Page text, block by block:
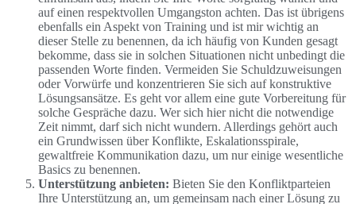
auf einen respektvollen Umgangston achten. Das ist übrigens
ebenfalls ein Aspekt von Training und ist mir wichtig an
dieser Stelle zu benennen, da ich häufig von Kunden gesagt
bekomme, dass sie in solchen Situationen nicht unbedingt die
passenden Worte finden. Vermeiden Sie Schuldzuweisungen
oder Vorwürfe und konzentrieren Sie sich auf konstruktive
Lösungsansätze. Es geht vor allem eine gute Vorbereitung für
solche Gespräche dazu. Wer sich hier nicht die notwendige
Zeit nimmt, darf sich nicht wundern. Allerdings gehört auch
ein Grundwissen über Konflikte, Eskalationsspirale,
gewaltfreie Kommunikation dazu, um nur einige wesentliche
Basics zu benennen.
Unterstützung anbieten: Bieten Sie den Konfliktparteien
Ihre Unterstützung an, um gemeinsam nach einer Lösung zu